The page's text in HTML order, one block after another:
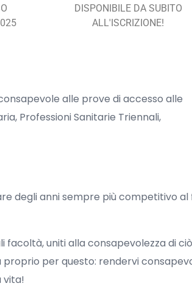
DISPONIBILE DA SUBITO
ALL'ISCRIZIONE!
alle prove di accesso alle
Professioni Sanitarie Triennali,
degli anni sempre più competitivo al
facoltà, uniti alla consapevolezza di
per questo: rendervi
vita!